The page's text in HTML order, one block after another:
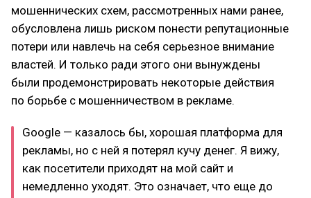
мошеннических схем, рассмотренных нами ранее,
обусловлена лишь риском понести репутационные
потери или навлечь на себя серьезное внимание
властей. И только ради этого они вынуждены
были продемонстрировать некоторые действия
по борьбе с мошенничеством в рекламе.
Google — казалось бы, хорошая платформа для
рекламы, но с ней я потерял кучу денег. Я вижу,
как посетители приходят на мой сайт и
немедленно уходят. Это означает, что еще до